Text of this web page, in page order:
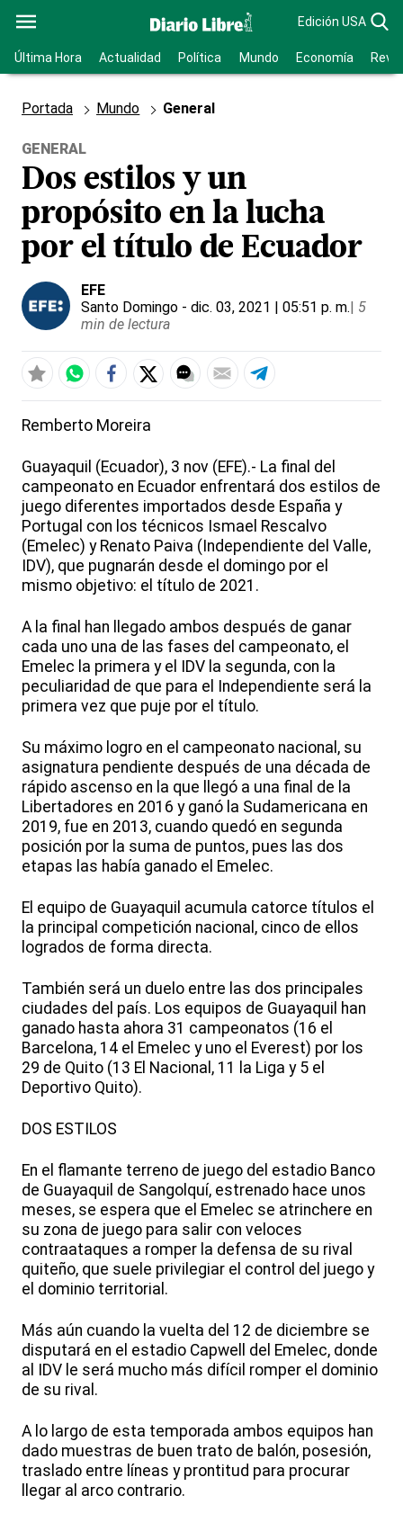
Edición USA
Última Hora Actualidad Política Mundo Economía
Portada Mundo General
GENERAL
Dos estilos y un
propósito en la lucha
por el título de Ecuador
EFE
Santo Domingo - dic. 03, 2021 | 05:51 p. m.| 5
min de lectura
Remberto Moreira
Guayaquil (Ecuador), 3 nov (EFE).- La final del
campeonato en Ecuador enfrentará dos estilos de
juego diferentes importados desde España y
Portugal con los técnicos Ismael Rescalvo
(Emelec) y Renato Paiva (Independiente del Valle,
IDV), que pugnarán desde el domingo por el
mismo objetivo: el título de 2021.
A la final han llegado ambos después de ganar
cada uno una de las fases del campeonato, el
Emelec la primera y el IDV la segunda, con la
peculiaridad de que para el Independiente será la
primera vez que puje por el título.
Su máximo logro en el campeonato nacional, su
asignatura pendiente después de una década de
rápido ascenso en la que llegó a una final de la
Libertadores en 2016 y ganó la Sudamericana en
2019, fue en 2013, cuando quedó en segunda
posición por la suma de puntos, pues las dos
etapas las había ganado el Emelec.
El equipo de Guayaquil acumula catorce títulos el
la principal competición nacional, cinco de ellos
logrados de forma directa.
También será un duelo entre las dos principales
ciudades del país. Los equipos de Guayaquil han
ganado hasta ahora 31 campeonatos (16 el
Barcelona, 14 el Emelec y uno el Everest) por los
29 de Quito (13 El Nacional, 11 la Liga y 5 el
Deportivo Quito).
DOS ESTILOS
En el flamante terreno de juego del estadio Banco
de Guayaquil de Sangolquí, estrenado hace unos
meses, se espera que el Emelec se atrinchere en
su zona de juego para salir con veloces
contraataques a romper la defensa de su rival
quiteño, que suele privilegiar el control del juego y
el dominio territorial.
Más aún cuando la vuelta del 12 de diciembre se
disputará en el estadio Capwell del Emelec, donde
al IDV le será mucho más difícil romper el dominio
de su rival.
A lo largo de esta temporada ambos equipos han
dado muestras de buen trato de balón, posesión,
traslado entre líneas y prontitud para procurar
llegar al arco contrario.